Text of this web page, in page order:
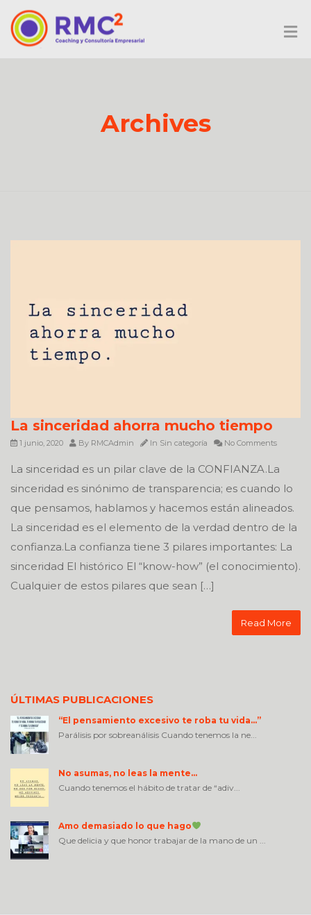
Archives
La sinceridad ahorra mucho tiempo
1 junio, 2020 By RMCAdmin In Sin categoría No Comments
La sinceridad es un pilar clave de la CONFIANZA.La
sinceridad es sinónimo de transparencia; es cuando lo
que pensamos, hablamos y hacemos están alineados.
La sinceridad es el elemento de la verdad dentro de la
confianza.La confianza tiene 3 pilares importantes: La
sinceridad El histórico El “know-how” (el conocimiento).
Cualquier de estos pilares que sean […]
Read More
ÚLTIMAS PUBLICACIONES
“El pensamiento excesivo te roba tu vida…”
Parálisis por sobreanálisis Cuando tenemos la ne...
No asumas, no leas la mente…
Cuando tenemos el hábito de tratar de “adiv...
Amo demasiado lo que hago
Que delicia y que honor trabajar de la mano de un ...